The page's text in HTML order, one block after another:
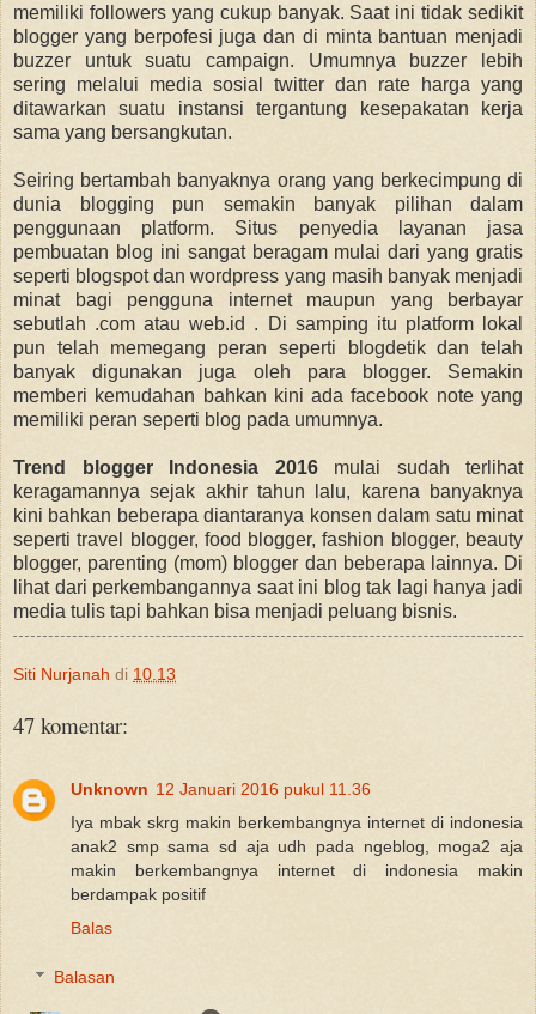
memiliki followers yang cukup banyak. Saat ini tidak sedikit
blogger yang berpofesi juga dan di minta bantuan menjadi
buzzer untuk suatu campaign. Umumnya buzzer lebih
sering melalui media sosial twitter dan rate harga yang
ditawarkan suatu instansi tergantung kesepakatan kerja
sama yang bersangkutan.
Seiring bertambah banyaknya orang yang berkecimpung di
dunia blogging pun semakin banyak pilihan dalam
penggunaan platform. Situs penyedia layanan jasa
pembuatan blog ini sangat beragam mulai dari yang gratis
seperti blogspot dan wordpress yang masih banyak menjadi
minat bagi pengguna internet maupun yang berbayar
sebutlah .com atau web.id . Di samping itu platform lokal
pun telah memegang peran seperti blogdetik dan telah
banyak digunakan juga oleh para blogger. Semakin
memberi kemudahan bahkan kini ada facebook note yang
memiliki peran seperti blog pada umumnya.
Trend blogger Indonesia 2016mulai sudah terlihat
keragamannya sejak akhir tahun lalu, karena banyaknya
kini bahkan beberapa diantaranya konsen dalam satu minat
seperti travel blogger, food blogger, fashion blogger, beauty
blogger, parenting (mom) blogger dan beberapa lainnya. Di
lihat dari perkembangannya saat ini blog tak lagi hanya jadi
media tulis tapi bahkan bisa menjadi peluang bisnis.
Siti Nurjanah di 10.13
47 komentar:
Unknown 12 Januari 2016 pukul 11.36
Iya mbak skrg makin berkembangnya internet di indonesia
anak2 smp sama sd aja udh pada ngeblog, moga2 aja
makin berkembangnya internet di indonesia makin
berdampak positif
Balas
Balasan